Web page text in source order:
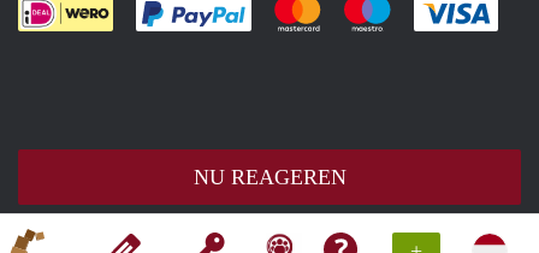
NU REAGEREN
Je rekent gemakkelijk af met Paypal
Je rekent gemakkelijk af met
Je rekent